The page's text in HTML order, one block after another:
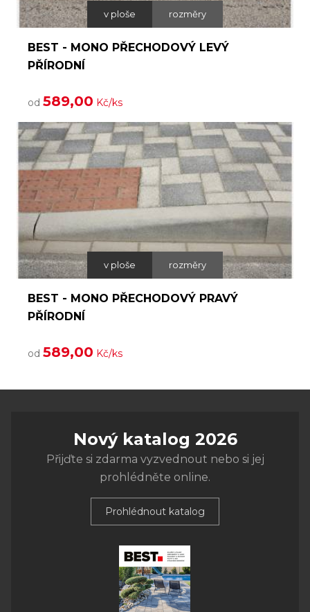
v ploše rozměry
BEST - MONO PŘECHODOVÝ LEVÝ
PŘÍRODNÍ
od 589,00 Kč/ks
v ploše rozměry
BEST - MONO PŘECHODOVÝ PRAVÝ
PŘÍRODNÍ
od 589,00 Kč/ks
Nový katalog 2026
Přijďte si zdarma vyzvednout nebo si jej
prohlédněte online.
Prohlédnout katalog